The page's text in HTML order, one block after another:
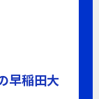
早稲田大